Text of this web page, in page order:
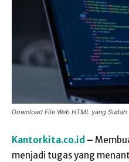
Download File Web HTML yang
Kantorkita.co.id –
menjadi tugas yang